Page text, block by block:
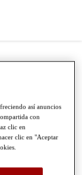
así anuncios
con
clic en
clic en "Aceptar